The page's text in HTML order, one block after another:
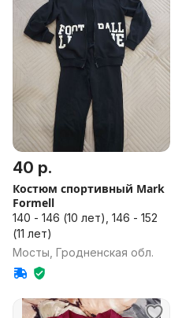
40 р.
Костюм спортивный Mark
Formell
140 - 146 (10 лет), 146 - 152
(11 лет)
Мосты, Гродненская обл.